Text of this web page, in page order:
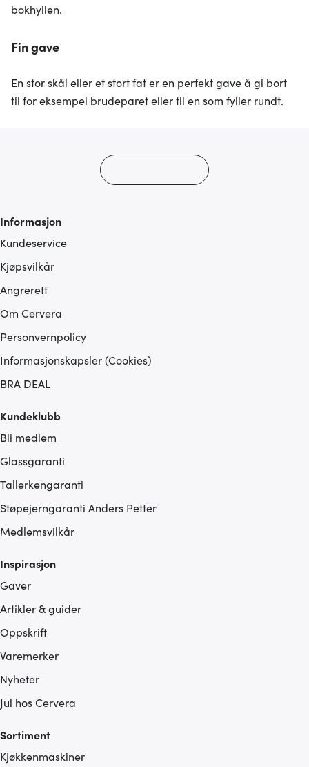
bokhyllen.
Fin gave
En stor skål eller et stort fat er en perfekt gave å gi bort
til for eksempel brudeparet eller til en som fyller rundt.
Informasjon
Kundeservice
Kjøpsvilkår
Angrerett
Om Cervera
Personvernpolicy
Informasjonskapsler (Cookies)
BRA DEAL
Kundeklubb
Bli medlem
Glassgaranti
Tallerkengaranti
Støpejerngaranti Anders Petter
Medlemsvilkår
Inspirasjon
Gaver
Artikler & guider
Oppskrift
Varemerker
Nyheter
Jul hos Cervera
Sortiment
Kjøkkenmaskiner